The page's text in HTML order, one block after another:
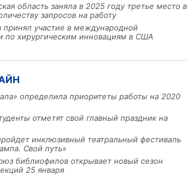
область заняла в 2025 году третье место в
запросов на работу
участие в международной
по хирургическим инновациям в США
определила приоритеты работы на 2020
отметят свой главный праздник на
инклюзивный театральный фестиваль
Свой путь»
библиофилов открывает новый сезон
25 января
Льготный заём в 9 миллионов
рублей получит
машиностроительное предприятие
3 фото